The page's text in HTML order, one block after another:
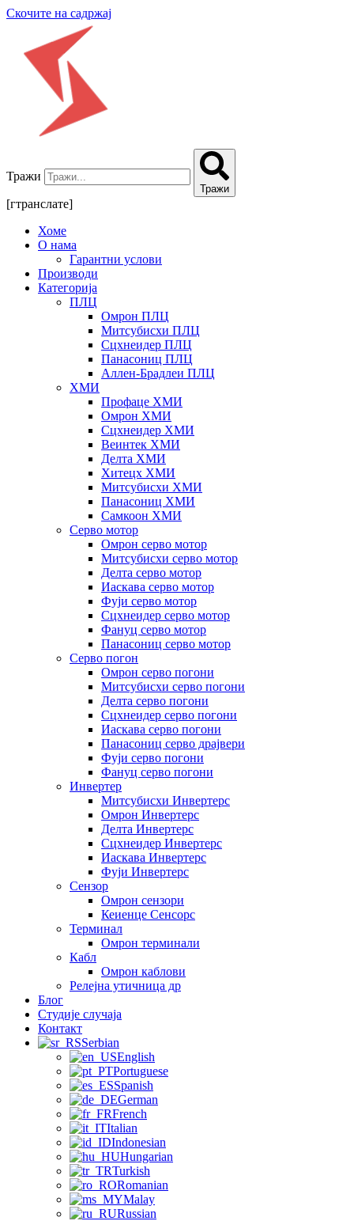
Скочите на садржај
Тражи
Тражи
[гтранслате]
Хоме
О нама
Гарантни услови
Производи
Категорија
ПЛЦ
Омрон ПЛЦ
Митсубисхи ПЛЦ
Сцхнеидер ПЛЦ
Панасониц ПЛЦ
Аллен-Брадлеи ПЛЦ
ХМИ
Профаце ХМИ
Омрон ХМИ
Сцхнеидер ХМИ
Веинтек ХМИ
Делта ХМИ
Хитецх ХМИ
Митсубисхи ХМИ
Панасониц ХМИ
Самкоон ХМИ
Серво мотор
Омрон серво мотор
Митсубисхи серво мотор
Делта серво мотор
Иаскава серво мотор
Фуји серво мотор
Сцхнеидер серво мотор
Фануц серво мотор
Панасониц серво мотор
Серво погон
Омрон серво погони
Митсубисхи серво погони
Делта серво погони
Сцхнеидер серво погони
Иаскава серво погони
Панасониц серво драјвери
Фуји серво погони
Фануц серво погони
Инвертер
Митсубисхи Инвертерс
Омрон Инвертерс
Делта Инвертерс
Сцхнеидер Инвертерс
Иаскава Инвертерс
Фуји Инвертерс
Сензор
Омрон сензори
Кеиенце Сенсорс
Терминал
Омрон терминали
Кабл
Омрон каблови
Релејна утичница др
Блог
Студије случаја
Контакт
Serbian
English
Portuguese
Spanish
German
French
Italian
Indonesian
Hungarian
Turkish
Romanian
Malay
Russian